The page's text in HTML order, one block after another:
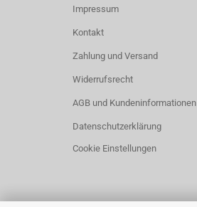
Impressum
Kontakt
Zahlung und Versand
Widerrufsrecht
AGB und Kundeninformationen
Datenschutzerklärung
Cookie Einstellungen